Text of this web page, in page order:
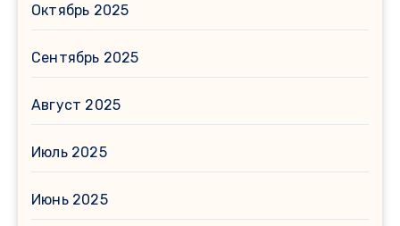
Октябрь 2025
Сентябрь 2025
Август 2025
Июль 2025
Июнь 2025